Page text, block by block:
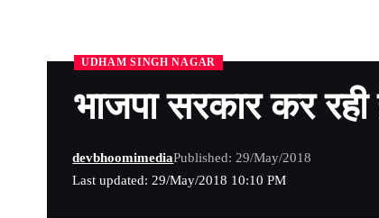
UDHAM SINGH NAGAR
भाजपा सरकार कर
Last updated: 29/May/2018 10:10 PM
devbhoomimediaPublished: 29/May/2018